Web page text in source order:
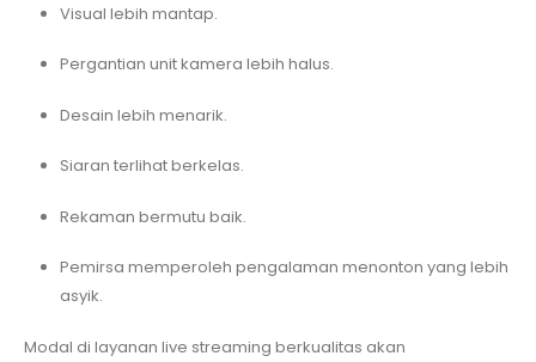
Visual lebih mantap.
Pergantian unit kamera lebih halus.
Desain lebih menarik.
Siaran terlihat berkelas.
Rekaman bermutu baik.
Pemirsa memperoleh pengalaman menonton yang lebih
asyik.
Modal di layanan live streaming berkualitas akan